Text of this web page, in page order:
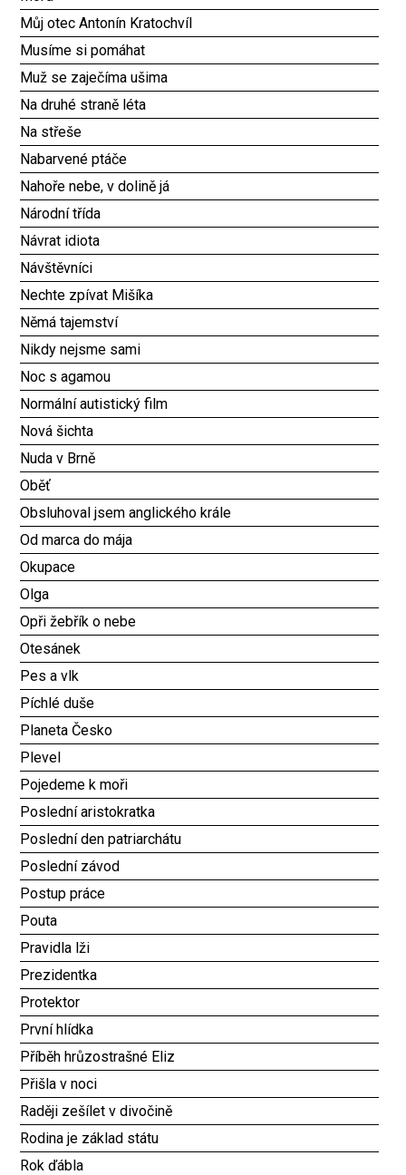
Můj otec Antonín Kratochvíl
Musíme si pomáhat
Muž se zaječíma ušima
Na druhé straně léta
Na střeše
Nabarvené ptáče
Nahoře nebe, v dolině já
Národní třída
Návrat idiota
Návštěvníci
Nechte zpívat Mišíka
Němá tajemství
Nikdy nejsme sami
Noc s agamou
Normální autistický film
Nová šichta
Nuda v Brně
Oběť
Obsluhoval jsem anglického krále
Od marca do mája
Okupace
Olga
Opři žebřík o nebe
Otesánek
Pes a vlk
Píchlé duše
Planeta Česko
Plevel
Pojedeme k moři
Poslední aristokratka
Poslední den patriarchátu
Poslední závod
Postup práce
Pouta
Pravidla lži
Prezidentka
Protektor
První hlídka
Příběh hrůzostrašné Eliz
Přišla v noci
Raději zešílet v divočině
Rodina je základ státu
Rok ďábla